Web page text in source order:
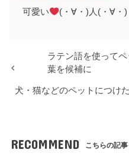
可愛い (・∀・)人(・∀・)
ラテン語を使って
葉を候補に
犬・猫などのペットにつけ
RECOMMEND こちらの記事